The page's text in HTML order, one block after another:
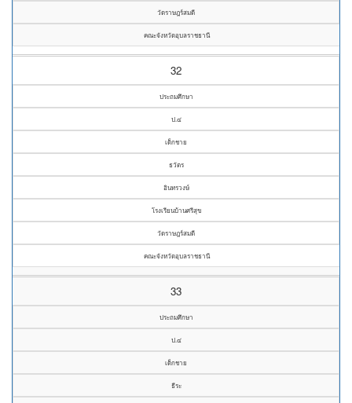
วัดราษฎร์สมดี
คณะจังหวัดอุบลราชธานี
32
ประถมศึกษา
ป.๔
เด็กชาย
ธวัตร
อินทรวงษ์
โรงเรียนบ้านศรีสุข
วัดราษฎร์สมดี
คณะจังหวัดอุบลราชธานี
33
ประถมศึกษา
ป.๔
เด็กชาย
ธีระ